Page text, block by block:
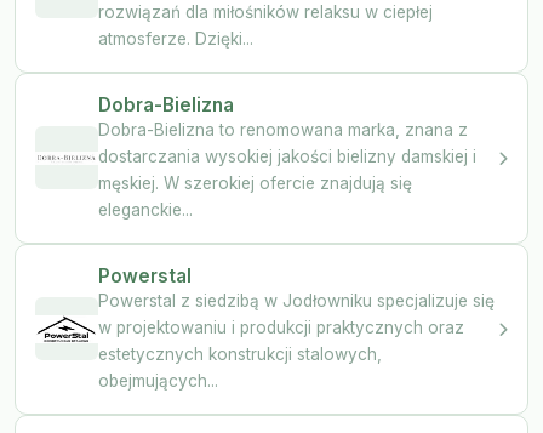
rozwiązań dla miłośników relaksu w ciepłej
atmosferze. Dzięki...
Dobra-Bielizna
Dobra-Bielizna to renomowana marka, znana z
dostarczania wysokiej jakości bielizny damskiej i
męskiej. W szerokiej ofercie znajdują się
eleganckie...
Powerstal
Powerstal z siedzibą w Jodłowniku specjalizuje się
w projektowaniu i produkcji praktycznych oraz
estetycznych konstrukcji stalowych,
obejmujących...